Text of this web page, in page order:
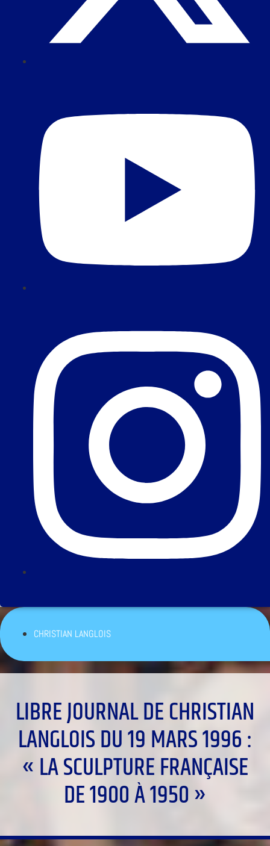
CHRISTIAN LANGLOIS
LIBRE JOURNAL DE CHRISTIAN
LANGLOIS DU 19 MARS 1996 :
« LA SCULPTURE FRANÇAISE
DE 1900 À 1950 »